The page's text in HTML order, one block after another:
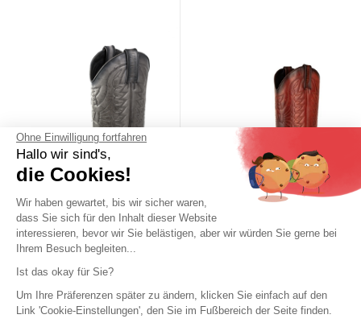
Ohne Einwilligung fortfahren
Hallo wir sind's,
die Cookies!
Wir haben gewartet, bis wir sicher waren,
dass Sie sich für den Inhalt dieser Website
interessieren, bevor wir Sie belästigen, aber wir würden Sie gerne bei
Ihrem Besuch begleiten...
Ist das okay für Sie?
Um Ihre Präferenzen später zu ändern, klicken Sie einfach auf den
Link 'Cookie-Einstellungen', den Sie im Fußbereich der Seite finden.